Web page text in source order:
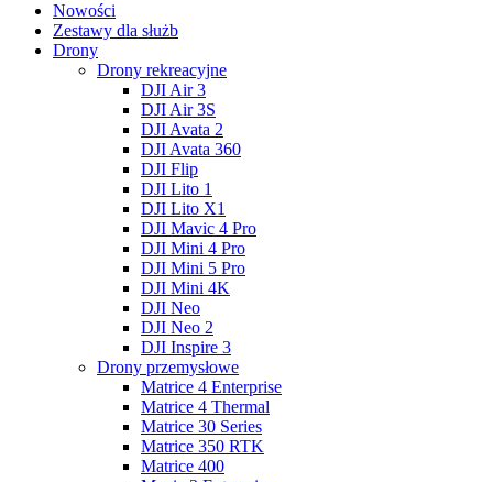
Nowości
Zestawy dla służb
Drony
Drony rekreacyjne
DJI Air 3
DJI Air 3S
DJI Avata 2
DJI Avata 360
DJI Flip
DJI Lito 1
DJI Lito X1
DJI Mavic 4 Pro
DJI Mini 4 Pro
DJI Mini 5 Pro
DJI Mini 4K
DJI Neo
DJI Neo 2
DJI Inspire 3
Drony przemysłowe
Matrice 4 Enterprise
Matrice 4 Thermal
Matrice 30 Series
Matrice 350 RTK
Matrice 400